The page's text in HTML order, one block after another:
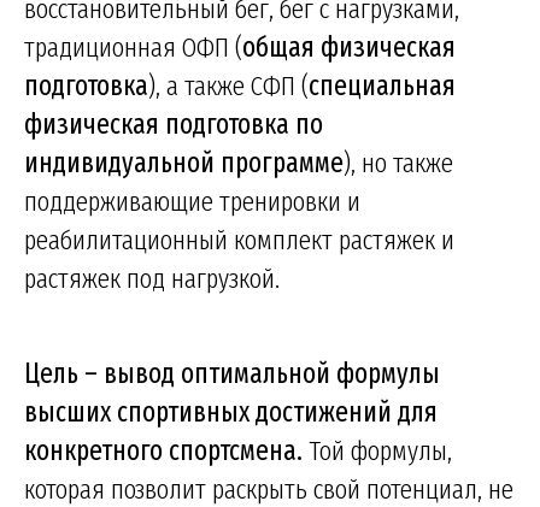
восстановительный бег, бег с нагрузками,
традиционная ОФП (общая физическая
подготовка), а также СФП (специальная
физическая подготовка по
индивидуальной программе), но также
поддерживающие тренировки и
реабилитационный комплект растяжек и
растяжек под нагрузкой.
Цель – вывод оптимальной формулы
высших спортивных достижений для
конкретного спортсмена. Той формулы,
которая позволит раскрыть свой потенциал, не